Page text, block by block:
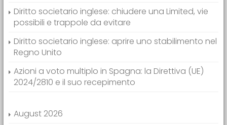
Diritto societario inglese: chiudere una Limited, vie
possibili e trappole da evitare
Diritto societario inglese: aprire uno stabilimento nel
Regno Unito
Azioni a voto multiplo in Spagna: la Direttiva (UE)
2024/2810 e il suo recepimento
August 2026